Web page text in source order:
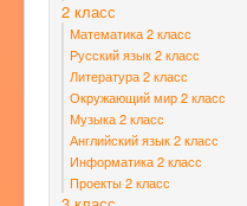
2 класс
Математика 2 класс
Русский язык 2 класс
Литература 2 класс
Окружающий мир 2 класс
Музыка 2 класс
Английский язык 2 класс
Информатика 2 класс
Проекты 2 класс